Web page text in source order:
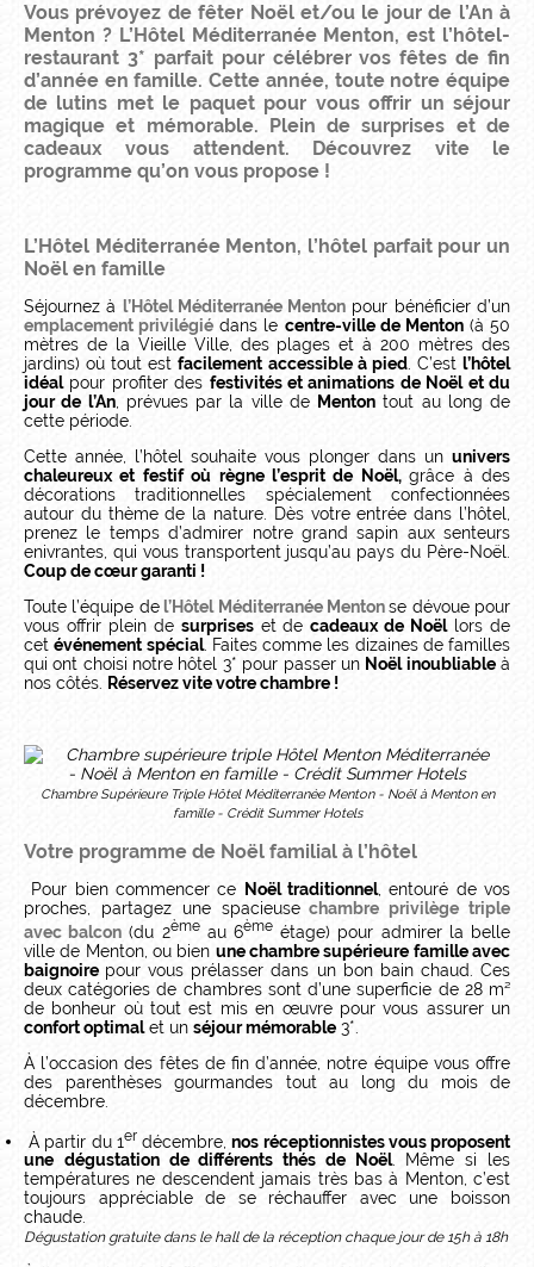
Vous prévoyez de fêter Noël et/ou le jour de l’An à
Menton ? L’Hôtel Méditerranée Menton, est l’hôtel-
restaurant 3* parfait pour célébrer vos fêtes de fin
d’année en famille. Cette année, toute notre équipe
de lutins met le paquet pour vous offrir un séjour
magique et mémorable. Plein de surprises et de
cadeaux vous attendent. Découvrez vite le
programme qu’on vous propose !
L’Hôtel Méditerranée Menton, l’hôtel parfait pour un
Noël en famille
Séjournez à l’Hôtel Méditerranée Menton pour bénéficier d’un
emplacement privilégié dans le centre-ville de Menton(à 50
mètres de la Vieille Ville, des plages et à 200 mètres des
jardins) où tout estfacilement accessible à pied. C’est l’hôtel
idéalpour profiter des festivités et animations de Noël et du
jour de l’An, prévues par la ville de Menton tout au long de
cette période.
Cette année, l’hôtel souhaite vous plonger dans un univers
chaleureux et festif où règne l’esprit de Noël,grâce à des
décorations traditionnelles spécialement confectionnées
autour du thème de la nature. Dès votre entrée dans l’hôtel,
prenez le temps d’admirer notre grand sapin aux senteurs
enivrantes, qui vous transportent jusqu’au pays du Père-Noël.
Coup de cœur garanti !
Toute l’équipe de l’Hôtel Méditerranée Menton se dévoue pour
vous offrir plein de surpriseset decadeaux de Noëllors de
cetévénement spécial. Faites comme les dizaines de familles
qui ont choisi notre hôtel 3* pour passer un Noël inoubliableà
nos côtés.
Réservez vite votre chambre !
Chambre Supérieure Triple Hôtel Méditerranée Menton - Noël à Menton en
famille - Crédit Summer Hotels
Votre programme de Noël familial à l’hôtel
Pour bien commencer ce Noël traditionnel, entouré de vos
proches, partagez une spacieuse chambre privilège triple
avec balcon (du 2èmeau 6ème étage) pour admirer la belle
ville de Menton, ou bien une chambre supérieure famille avec
baignoire pour vous prélasser dans un bon bain chaud. Ces
deux catégories de chambres sont d’une superficie de 28 m²
de bonheur où tout est mis en œuvre pour vous assurer un
confort optimalet un séjour mémorable 3*.
À l’occasion des fêtes de fin d’année, notre équipe vous offre
des parenthèses gourmandes tout au long du mois de
décembre.
À partir du 1er décembre,nos réceptionnistes vous proposent
une dégustation de différents thés de Noël. Même si les
températures ne descendent jamais très bas à Menton, c’est
toujours appréciable de se réchauffer avec une boisson
chaude.
Dégustation gratuite dans le hall de la réception chaque jour de 15h à 18h